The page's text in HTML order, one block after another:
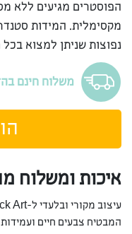
הפוסטרים מגיעים ללא
מקסימלית. המידות
נפוצות שניתן למצוא בכל
משלוח חינם
איכות ומשלוח
המבטיח צבעים חיים